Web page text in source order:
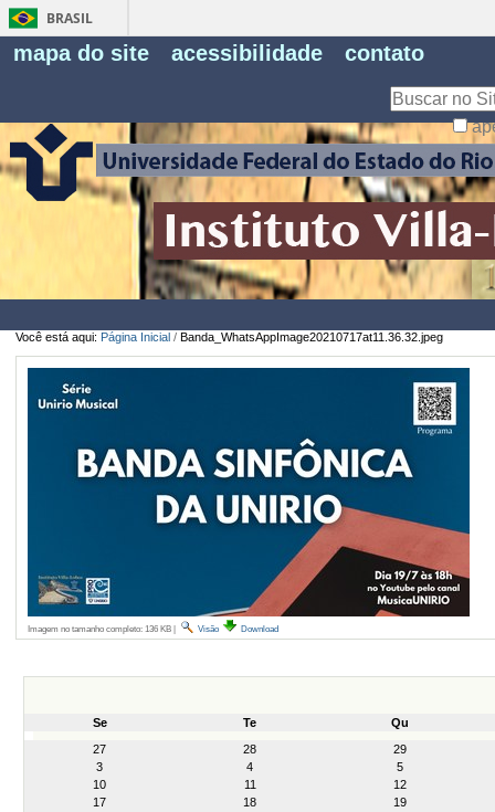
BRASIL
mapa do site acessibilidade contato
Você está aqui: Página Inicial / Banda_WhatsAppImage20210717at11.36.32.jpeg
Imagem no tamanho completo: 136 KB| Visão Download
Se Te
Qu
27
28
29
3
4
5
10
11
12
17
18
19